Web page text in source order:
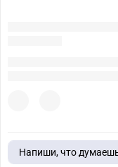
Напиши, что